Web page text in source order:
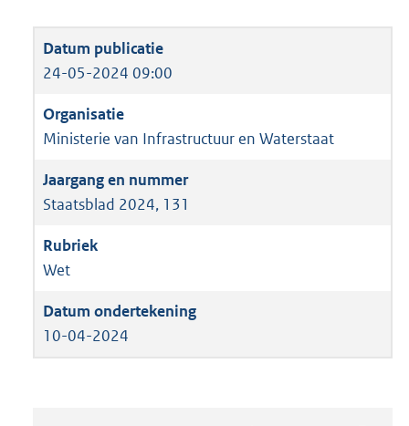
24-05-2024 09:00
Ministerie van Infrastructuur en Waterstaat
Staatsblad 2024, 131
Wet
10-04-2024